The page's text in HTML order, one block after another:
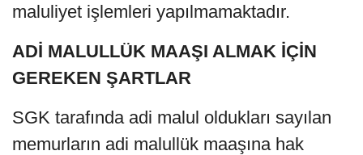
maluliyet işlemleri yapılmamaktadır.
ADİ MALULLÜK MAAŞI ALMAK İÇİN
GEREKEN ŞARTLAR
SGK tarafında adi malul oldukları sayılan
memurların adi malullük maaşına hak